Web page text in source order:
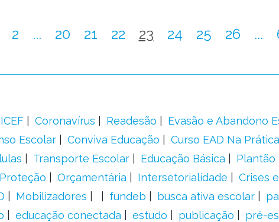
2 ... 20 21 22 23 24 25 26 ...
Coronavírus Readesão Evasão e Abandono
Escolar Conviva Educação Curso EAD Na Prática
Transporte Escolar Educação Básica
Plantão
Proteção Orçamentária Intersetorialidade Crises
Mobilizadores fundeb busca ativa escolar
educação conectada estudo publicação pré-